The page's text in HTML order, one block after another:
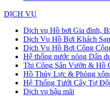
DỊCH VỤ
Dịch vụ Hồ bơi Gia đình,
Dịch Vụ Hồ Bơi Khách
Dịch Vụ Hồ Bơi Công
Hệ thống nước nóng Dân
Thi Công Sân Vườn & Hồ
Hồ Thủy Lực & Phòng
Hệ Thống Tưới Cây Tự
Dịch vụ hậu mãi